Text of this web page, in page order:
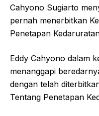
Cahyono Sugiarto
pernah menerbitkan
Penetapan
Eddy Cahyono dalam
menanggapi
dengan telah
Tentang Penetapan